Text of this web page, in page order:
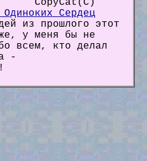
CopyCat(C)
Одиноких Сердец
из прошлого этот
у меня бы не
всем, кто делал
-
!